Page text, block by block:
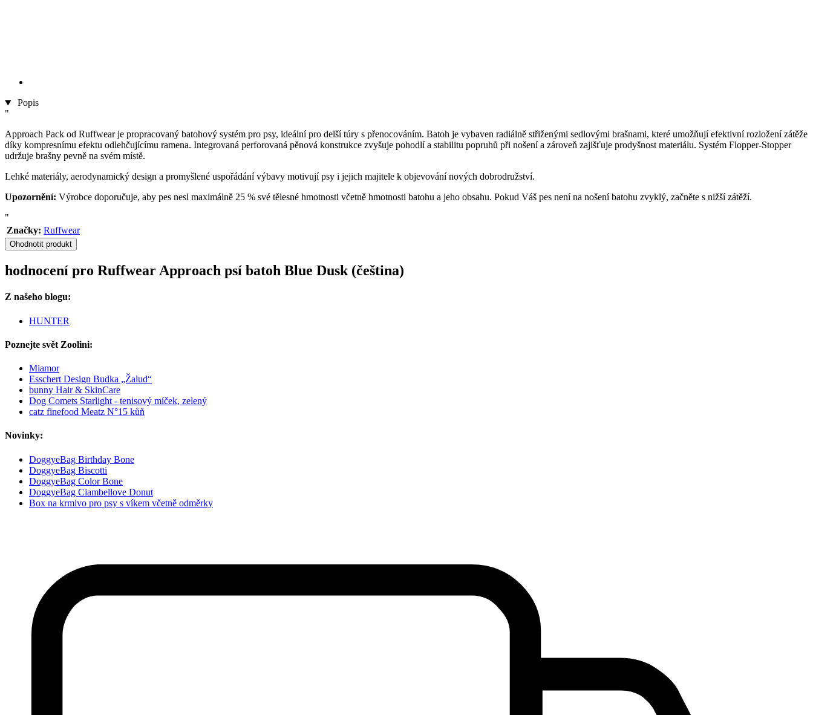
Popis
"
Approach Pack od Ruffwear je propracovaný batohový systém pro psy, ideální pro delší túry s přenocováním. Batoh je vybaven radiálně střiženými sedlovými brašnami, které umožňují efektivní rozložení zátěže
díky kompresnímu efektu odlehčujícímu ramena. Integrovaná perforovaná pěnová konstrukce zvyšuje pohodlí a stabilitu popruhů při nošení a zároveň zajišťuje prodyšnost materiálu. Systém Flopper-Stopper
udržuje brašny pevně na svém místě.
Lehké materiály, aerodynamický design a promyšlené uspořádání výbavy motivují psy i jejich majitele k objevování nových dobrodružství.
Upozornění: Výrobce doporučuje, aby pes nesl maximálně 25 % své tělesné hmotnosti včetně hmotnosti batohu a jeho obsahu. Pokud Váš pes není na nošení batohu zvyklý, začněte s nižší zátěží.
"
Značky: Ruffwear
Ohodnotit produkt
hodnocení pro Ruffwear Approach psí batoh Blue Dusk (čeština)
Z našeho blogu:
HUNTER
Poznejte svět Zoolini:
Miamor
Esschert Design Budka „Žalud“
bunny Hair & SkinCare
Dog Comets Starlight - tenisový míček, zelený
catz finefood Meatz N°15 kůň
Novinky:
DoggyeBag Birthday Bone
DoggyeBag Biscotti
DoggyeBag Color Bone
DoggyeBag Ciambellove Donut
Box na krmivo pro psy s víkem včetně odměrky